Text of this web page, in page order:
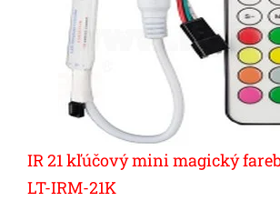
IR 21 kľúčový mini magický
LT-IRM-21K